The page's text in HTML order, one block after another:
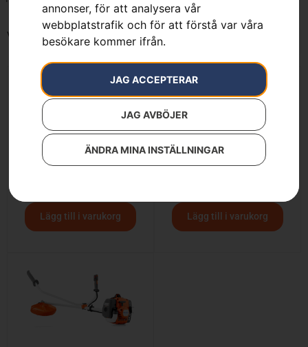
annonser, för att analysera vår
webbplatstrafik och för att förstå var våra
besökare kommer ifrån.
JAG ACCEPTERAR
JAG AVBÖJER
ÄNDRA MINA INSTÄLLNINGAR
Visar alla 3 resultat
HUSQVARNA 129C
Lägg till i varukorg
HUSQVARNA 129LK
Lägg till i varukorg